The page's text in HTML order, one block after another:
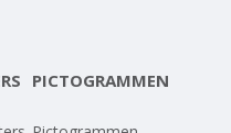
PICTOGRAMMEN